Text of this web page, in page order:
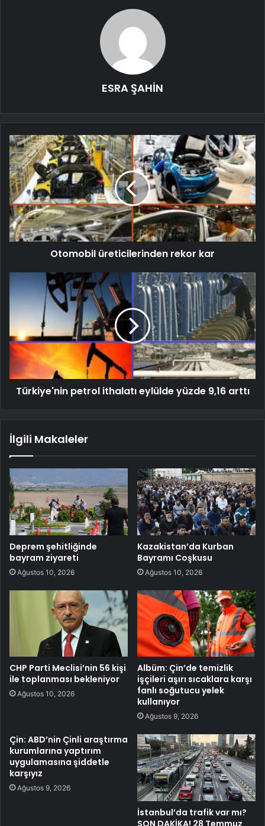
ESRA ŞAHİN
Otomobil üreticilerinden rekor kar
Türkiye'nin petrol ithalatı eylülde yüzde 9,16 arttı
İlgili Makaleler
Deprem şehitliğinde
bayram ziyareti
Ağustos 10, 2026
Kazakistan’da Kurban
Bayramı Coşkusu
Ağustos 10, 2026
CHP Parti Meclisi’nin 56 kişi
ile toplanması bekleniyor
Ağustos 10, 2026
Albüm: Çin’de temizlik
işçileri aşırı sıcaklara karşı
fanlı soğutucu yelek
kullanıyor
Ağustos 9, 2026
Çin: ABD’nin Çinli araştırma
kurumlarına yaptırım
uygulamasına şiddetle
karşıyız
Ağustos 9, 2026
İstanbul’da trafik var mı?